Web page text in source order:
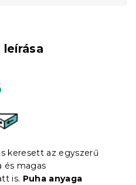
keresett az egyszerű
és magas
is. Puha anyaga